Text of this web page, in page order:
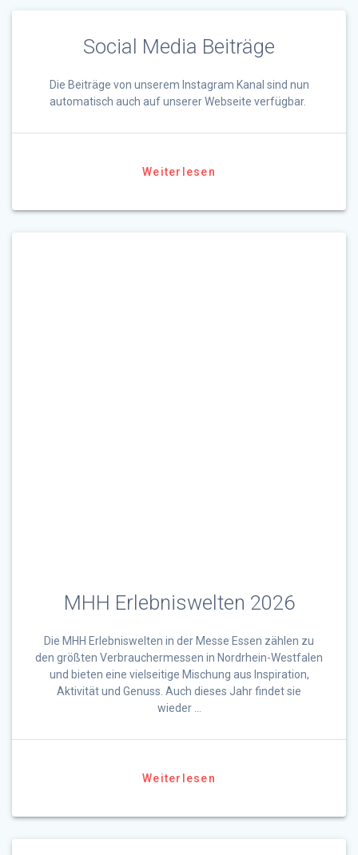
Social Media Beiträge
Die Beiträge von unserem Instagram Kanal sind nun
automatisch auch auf unserer Webseite verfügbar.
Weiterlesen
MHH Erlebniswelten 2026
Die MHH Erlebniswelten in der Messe Essen zählen zu
den größten Verbrauchermessen in Nordrhein-Westfalen
und bieten eine vielseitige Mischung aus Inspiration,
Aktivität und Genuss. Auch dieses Jahr findet sie
wieder …
Weiterlesen